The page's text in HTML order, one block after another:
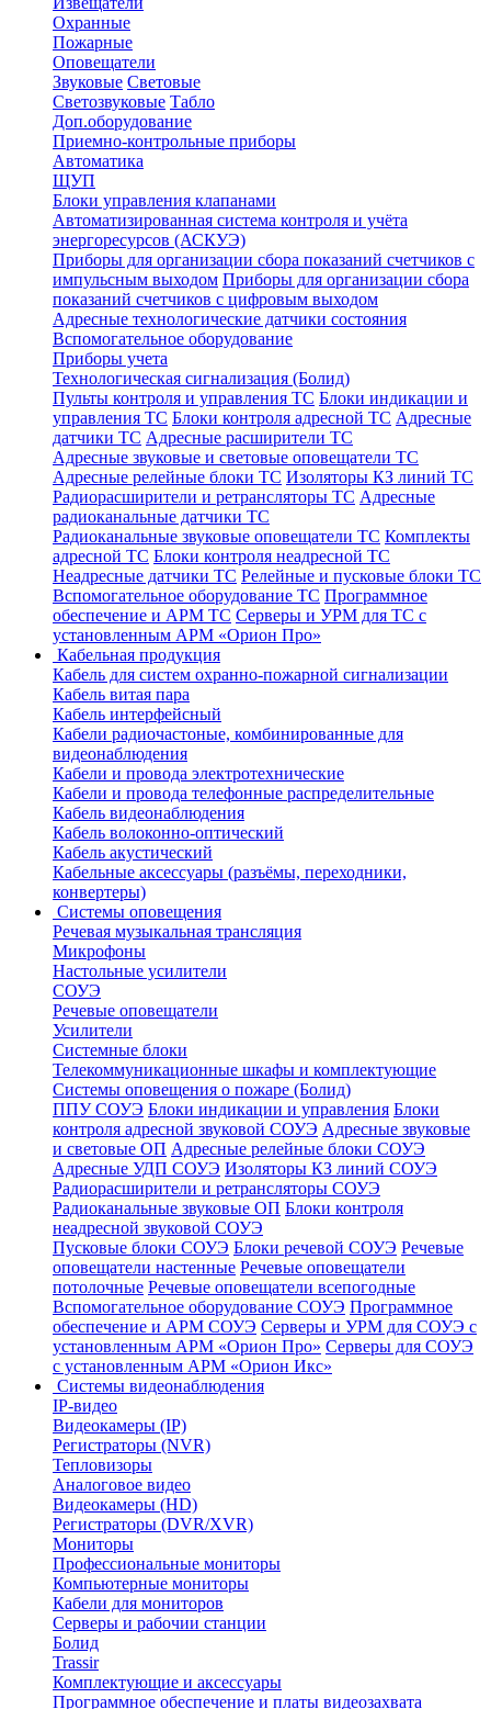
Охранные
Пожарные
Оповещатели
Звуковые Световые
Светозвуковые Табло
Доп.оборудование
Приемно-контрольные приборы
Автоматика
ЩУП
Блоки управления клапанами
Автоматизированная система контроля и учёта
энергоресурсов (АСКУЭ)
Приборы для организации сбора показаний счетчиков с
импульсным выходом Приборы для организации сбора
показаний счетчиков с цифровым выходом
Адресные технологические датчики состояния
Вспомогательное оборудование
Приборы учета
Технологическая сигнализация (Болид)
Пульты контроля и управления ТС Блоки индикации и
управления ТС Блоки контроля адресной ТС Адресные
датчики ТС Адресные расширители ТС
Адресные звуковые и световые оповещатели ТС
Адресные релейные блоки ТС Изоляторы КЗ линий ТС
Радиорасширители и ретрансляторы ТС Адресные
радиоканальные датчики ТС
Радиоканальные звуковые оповещатели ТС Комплекты
адресной ТС Блоки контроля неадресной ТС
Неадресные датчики ТС Релейные и пусковые блоки ТС
Вспомогательное оборудование ТС Программное
обеспечение и АРМ ТС Серверы и УРМ для ТС с
установленным АРМ «Орион Про»
Кабельная продукция
Кабель для систем охранно-пожарной сигнализации
Кабель витая пара
Кабель интерфейсный
Кабели радиочастоные, комбинированные для
видеонаблюдения
Кабели и провода электротехнические
Кабели и провода телефонные распределительные
Кабель видеонаблюдения
Кабель волоконно-оптический
Кабель акустический
Кабельные аксессуары (разъёмы, переходники,
конвертеры)
Системы оповещения
Речевая музыкальная трансляция
Микрофоны
Настольные усилители
СОУЭ
Речевые оповещатели
Усилители
Системные блоки
Телекоммуникационные шкафы и комплектующие
Системы оповещения о пожаре (Болид)
ППУ СОУЭ Блоки индикации и управления Блоки
контроля адресной звуковой СОУЭ Адресные звуковые
и световые ОП Адресные релейные блоки СОУЭ
Адресные УДП СОУЭ Изоляторы КЗ линий СОУЭ
Радиорасширители и ретрансляторы СОУЭ
Радиоканальные звуковые ОП Блоки контроля
неадресной звуковой СОУЭ
Пусковые блоки СОУЭ Блоки речевой СОУЭ Речевые
оповещатели настенные Речевые оповещатели
потолочные Речевые оповещатели всепогодные
Вспомогательное оборудование СОУЭ Программное
обеспечение и АРМ СОУЭ Серверы и УРМ для СОУЭ с
установленным АРМ «Орион Про» Серверы для СОУЭ
с установленным АРМ «Орион Икс»
Системы видеонаблюдения
IP-видео
Видеокамеры (IP)
Регистраторы (NVR)
Тепловизоры
Аналоговое видео
Видеокамеры (HD)
Регистраторы (DVR/XVR)
Мониторы
Профессиональные мониторы
Компьютерные мониторы
Кабели для мониторов
Серверы и рабочии станции
Болид
Trassir
Комплектующие и аксессуары
Программное обеспечение и платы видеозахвата